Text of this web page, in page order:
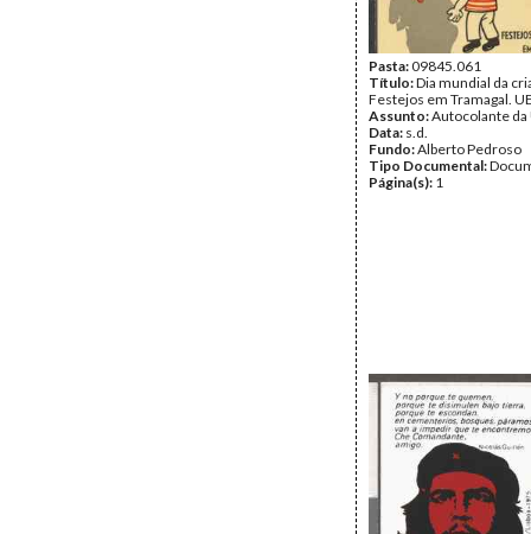
Pasta:09845.061
Título:Dia mundial da
Festejos em Tramagal.
Assunto:Autocolante da
Data: s.d.
Fundo:Alberto Pedroso
Tipo Documental:
Página(s): 1